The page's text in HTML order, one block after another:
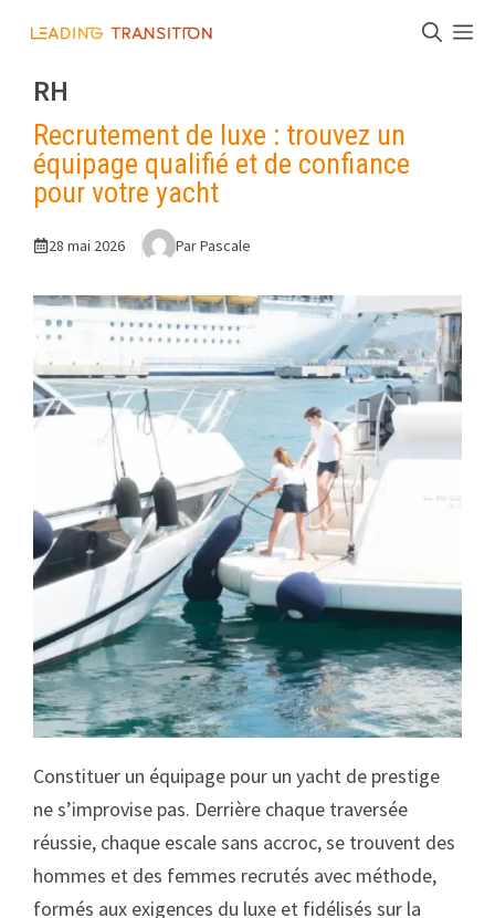
contenu
RH
Recrutement de luxe : trouvez un
équipage qualifié et de confiance
pour votre yacht
28 mai 2026 Par Pascale
Constituer un équipage pour un yacht de prestige
ne s’improvise pas. Derrière chaque traversée
réussie, chaque escale sans accroc, se trouvent des
hommes et des femmes recrutés avec méthode,
formés aux exigences du luxe et fidélisés sur la